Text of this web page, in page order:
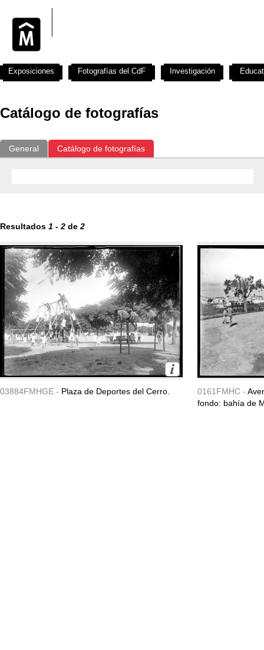
Catálogo de fotografías
General Catálogo de fotografías
Resultados 1 - 2 de 2
03884FMHGE - Plaza de Deportes del Cerro. 0161FMHC -
fondo: bahía de
Exposiciones Fotografías del CdF Investigación